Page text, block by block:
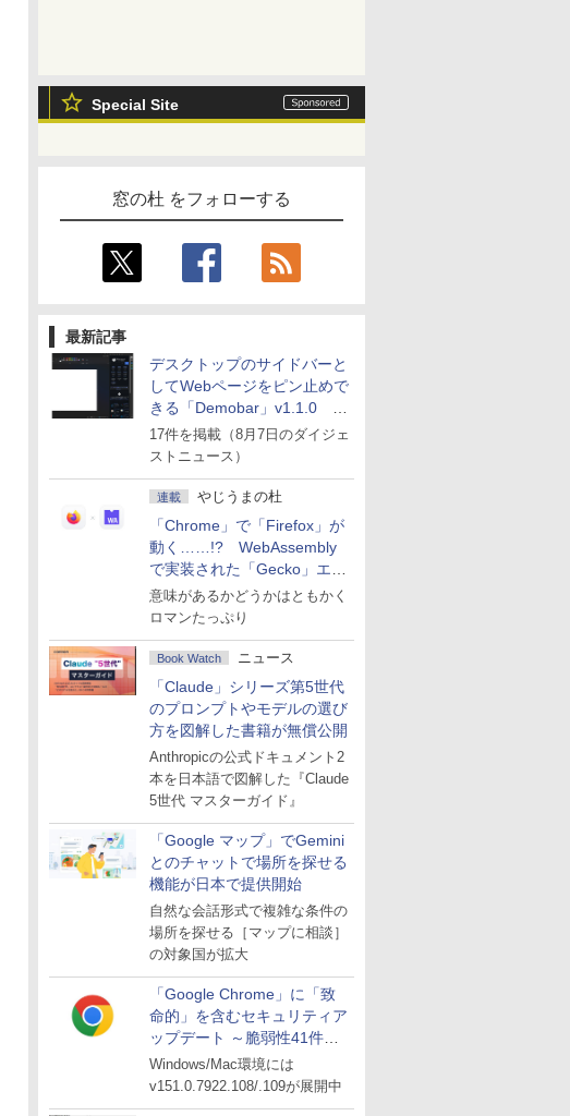
Special Site
窓の杜 をフォローする
最新記事
デスクトップのサイドバーと
してWebページをピン止めで
きる「Demobar」v1.1.0 ほ
か
17件を掲載（8月7日のダイジェ
ストニュース）
連載 やじうまの杜
「Chrome」で「Firefox」が
動く……!? WebAssembly
で実装された「Gecko」エン
ジン
意味があるかどうかはともかく
ロマンたっぷり
Book Watch ニュース
「Claude」シリーズ第5世代
のプロンプトやモデルの選び
方を図解した書籍が無償公開
Anthropicの公式ドキュメント2
本を日本語で図解した『Claude
5世代 マスターガイド』
「Google マップ」でGemini
とのチャットで場所を探せる
機能が日本で提供開始
自然な会話形式で複雑な条件の
場所を探せる［マップに相談］
の対象国が拡大
「Google Chrome」に「致
命的」を含むセキュリティア
ップデート ～脆弱性41件に
対処
Windows/Mac環境には
v151.0.7922.108/.109が展開中